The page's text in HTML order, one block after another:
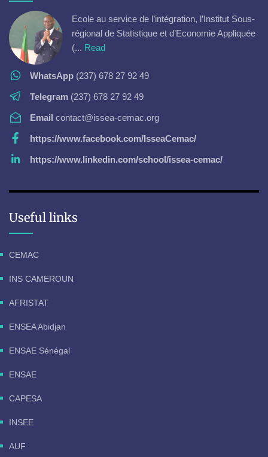
Ecole au service de l’intégration, l’Institut Sous-
régional de Statistique et d’Economie Appliquée
(... Read
WhatsApp (237) 678 27 92 49
Telegram (237) 678 27 92 49
Email contact@issea-cemac.org
https://www.facebook.com/IsseaCemac/
https://www.linkedin.com/school/issea-cemac/
Useful links
CEMAC
INS CAMEROUN
AFRISTAT
ENSEA Abidjan
ENSAE Sénégal
ENSAE
CAPESA
INSEE
AUF